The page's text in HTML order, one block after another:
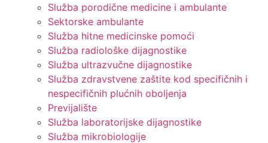
Služba porodične medicine i ambulante
Sektorske ambulante
Služba hitne medicinske pomoći
Služba radiološke dijagnostike
Služba ultrazvučne dijagnostike
Služba zdravstvene zaštite kod specifičnih i
nespecifičnih plućnih oboljenja
Previjalište
Služba laboratorijske dijagnostike
Služba mikrobiologije